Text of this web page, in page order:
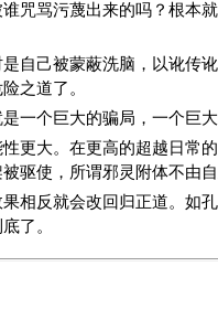
咒骂污蔑出来的吗？根本
自己被蒙蔽洗脑，以讹传
之道了。
一个巨大的骗局，一个巨
更大。在更高的超越日常
驱使，所谓邪灵附体不由自
相反就会改回归正道。如
了。